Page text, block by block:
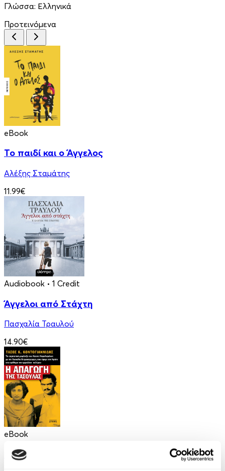
Γλώσσα: Ελληνικά
Προτεινόμενα
eBook
Το παιδί και ο Άγγελος
Αλέξης Σταμάτης
11.99€
Audiobook • 1 Credit
Άγγελοι από Στάχτη
Πασχαλία Τραυλού
14.90€
eBook
Η απαγωγή της Τασούλας